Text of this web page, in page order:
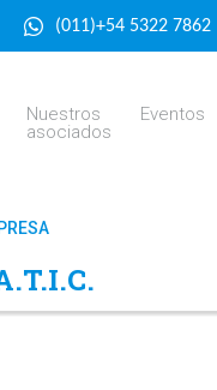
(011)+54 5322 7862
Nuestros
asociados
Eventos